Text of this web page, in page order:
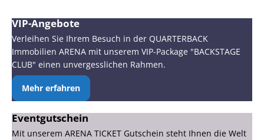
VIP-Angebote
Verleihen Sie Ihrem Besuch in der QUARTERBACK
Immobilien ARENA mit unserem VIP-Package "BACKSTAGE
CLUB" einen unvergesslichen Rahmen.
Mehr erfahren
Eventgutschein
Mit unserem ARENA TICKET Gutschein steht Ihnen die Welt